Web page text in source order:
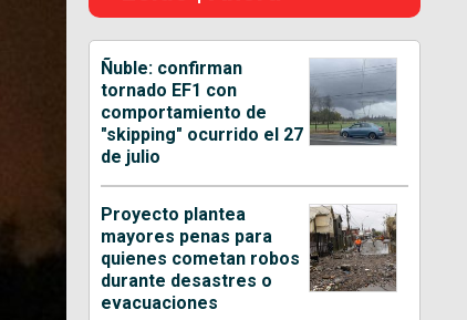
Ñuble: confirman
tornado EF1 con
comportamiento de
"skipping" ocurrido el 27
de julio
Proyecto plantea
mayores penas para
quienes cometan robos
durante desastres o
evacuaciones